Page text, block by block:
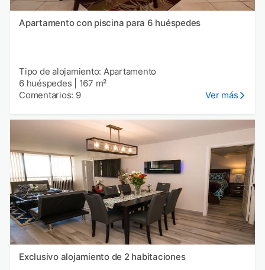
Apartamento con piscina para 6 huéspedes
Tipo de alojamiento: Apartamento
6 huéspedes
167 m²
Comentarios: 9
Ver más
Exclusivo alojamiento de 2 habitaciones